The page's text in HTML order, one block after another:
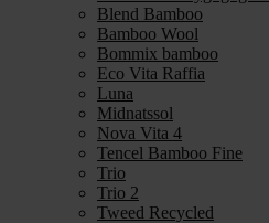
Blend Bamboo
Bamboo Wool
Bommix bamboo
Eco Vita Raffia
Luna
Midnatssol
Nova Vita 4
Tencel Bamboo Fine
Trio
Trio 2
Tweed Recycled